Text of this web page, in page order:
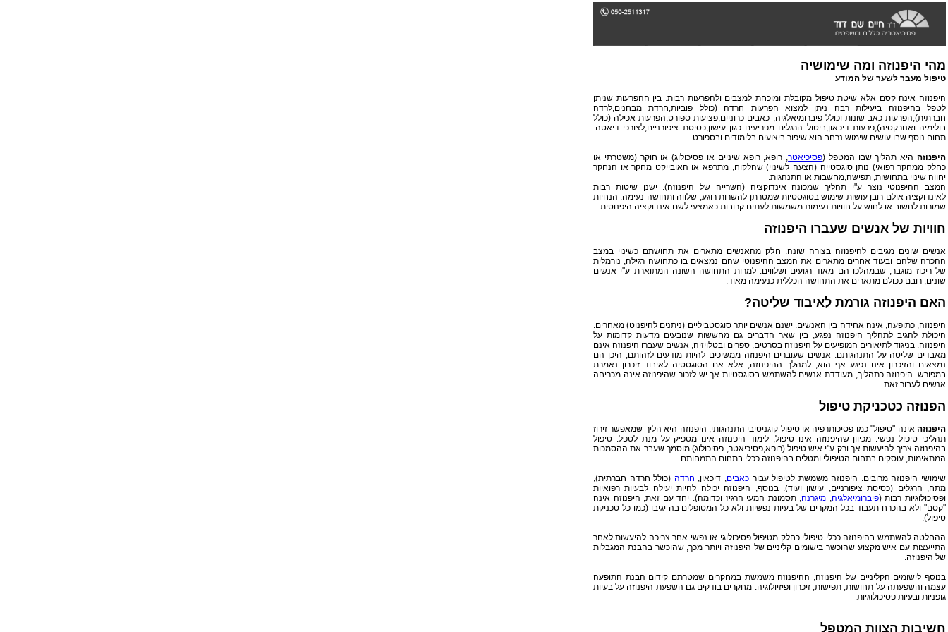
מהי היפנוזה ומה שימושיה
טיפול מעבר לשער של המודע
היפנוזה אינה קסם אלא שיטת טיפול מקובלת ומוכחת למצבים ולהפרעות רבות. בין ההפרעות שניתן
לטפל בהיפנוזה ביעילות רבה ניתן למצוא הפרעות חרדה(כולל פוביות,חרדת מבחנים,לרדה
חברתית),הפרעות כאב שונות וכולל פיברומיאלגיה, כאבים כרוניים,פציעות ספורט,הפרעות אכילה (כולל
בולימיה ואנורקסיה),פרעות דיכאון,ביטול הרגלים מפריעים כגון עישון,כסיסת ציפורניים,לצורכי דיאטה.
תחום נוסף שבו עושים שימוש נרחב הוא שיפור ביצועים בלימודים ובספורט.
היפנוזההיא תהליך שבו המטפל (פסיכיאטר, רופא, רופא שיניים או פסיכולוג) או חוקר (משטרתי או
כחלק ממחקר רפואי) נותן סוגסטייה (הצעה לשינוי) שהלקוח, מתרפא או האובייקט מחקר או הנחקר
יחווה שינוי בתחושות, תפישה,מחשבות או התנהגות.
המצב ההיפנוטי נוצר ע"י תהליך שמכונה אינדוקציה (השרייה של היפנוזה). ישנן שיטות רבות
לאינדוקציה אולם רובן עושות שימוש בסוגסטיות שמטרתן להשרות רוגע, שלווה ותחושה נעימה. הנחיות
שמורות לחשוב או לחוש על חוויות נעימות משמשות לעתים קרובות כאמצעי לשם אינדוקציה היפנוטית.
חוויות של אנשים שעברו היפנוזה
אנשים שונים מגיבים להיפנוזה בצורה שונה. חלק מהאנשים מתארים את תחושתם כשינוי במצב
ההכרה שלהם ובעוד אחרים מתארים את המצב ההיפנוטי שהם נמצאים בו כתחושה רגילה, נורמלית
של ריכוז מוגבר, שבמהלכו הם מאוד רגועים ושלווים. למרות התחושה השונה המתוארת ע"י אנשים
שונים, רובם ככולם מתארים את התחושה הכללית כנעימה מאוד.
האם היפנוזה גורמת לאיבוד שליטה?
היפנוזה, כתופעה, אינה אחידה בין האנשים. ישנם אנשים יותר סוגסטביליים (ניתנים להיפנוט) מאחרים.
היכולת להגיב לתהליך היפנוזה נפגע, בין שאר הדברים גם מחששות שנובעים מדעות קדומות על
היפנוזה. בניגוד לתיאורים המופיעים על היפנוזה בסרטים, ספרים ובטלויזיה, אנשים שעברו היפנוזה אינם
מאבדים שליטה על התנהגותם. אנשים שעוברים היפנוזה ממשיכים להיות מודעים לזהותם, היכן הם
נמצאים והזיכרון אינו נפגע אף הוא, למהלך ההיפנוזה, אלא אם הסוגסטיה לאיבוד זיכרון נאמרת
במפורש. היפנוזה כתהליך, מעודדת אנשים להשתמש בסוגסטיות אך יש לזכור שהיפנוזה אינה מכריחה
אנשים לעבור זאת.
הפנוזה כטכניקת טיפול
היפנוזה אינה "טיפול" כמו פסיכותרפיה או טיפול קוגניטיבי התנהגותי, היפנוזה היא הליך שמאפשר זירוז
תהליכי טיפול נפשי. מכיוון שהיפנוזה אינו טיפול, לימוד היפנוזה אינו מספיק על מנת לטפל. טיפול
בהיפנוזה צריך להיעשות אך ורק ע"י איש טיפול (רופא,פסיכיאטר, פסיכולוג) מוסמך שעבר את ההסמכות
המתאימות, עוסקים בתחום הטיפולי ומטלים בהיפנוזה ככלי בתחום התמחותם.
שימושי היפנוזה מרובים. היפנוזה משמשת לטיפול עבורכאבים, דיכאון, חרדה (כולל חרדה חברתית),
מתח, הרגלים (כסיסת ציפורניים, עישון ועוד). בנוסף, היפנוזה יכולה להיות יעילה לבעיות רפואיות
ופסיכולוגיות רבות (פיברומיאלגיה, מיגרנה, תסמונת המעי הרגיז וכדומה). יחד עם זאת, היפנוזה אינה
"קסם" ולא בהכרח תעבוד בכל המקרים של בעיות נפשיות ולא כל המטופלים בה יגיבו (כמו כל טכניקת
טיפול).
ההחלטה להשתמש בהיפנוזה ככלי טיפולי כחלק מטיפול פסיכולוגי או נפשי אחר צריכה להיעשות לאחר
התייעצות עם איש מקצוע שהוכשר בישומים קליניים של היפנוזה ויותר מכך, שהוכשר בהבנת המגבלות
של היפנוזה.
בנוסף לישומים הקליניים של היפנוזה, ההיפנוזה משמשת במחקרים שמטרתם קידום הבנת התופעה
עצמה והשפעתה על תחושות, תפישות, זיכרון ופיזיולוגיה. מחקרים בודקים גם השפעת היפנוזה על בעיות
גופניות ובעיות פסיכולוגיות.
חשיבות הצוות המטפל